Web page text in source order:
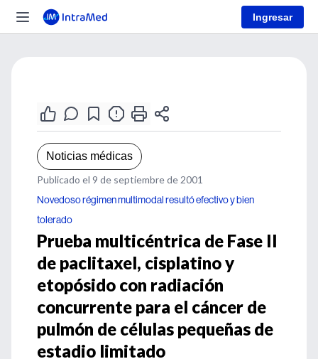
Ingresar
Noticias médicas
Publicado el 9 de septiembre de 2001
Novedoso régimen multimodal resultó efectivo y bien
tolerado
Prueba multicéntrica de Fase II
de paclitaxel, cisplatino y
etopósido con radiación
concurrente para el cáncer de
pulmón de células pequeñas de
estadio limitado